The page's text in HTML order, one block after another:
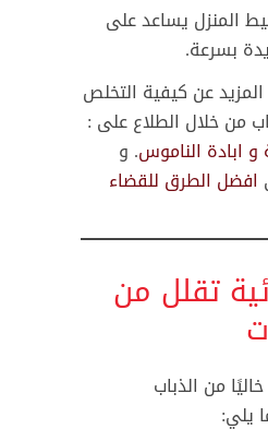
المنزل يساعد على
بسرعة.
عن كيفية التخلص
من خلال الطلاع على :
ابادة الناموس. و
افضل الطرق للقضاء
تقلل من
من الذباب
يلي: